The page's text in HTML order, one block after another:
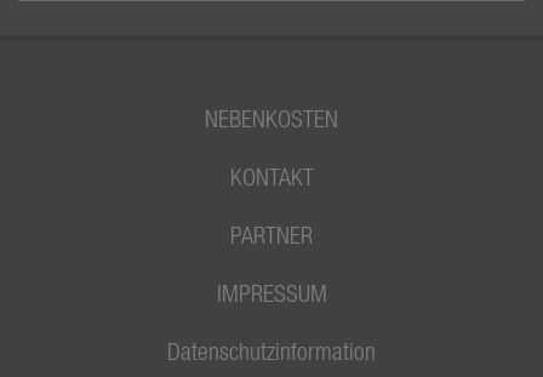
NEBENKOSTEN
KONTAKT
PARTNER
IMPRESSUM
Datenschutzinformation